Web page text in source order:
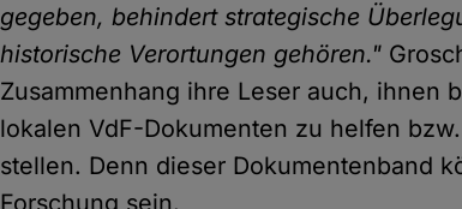
gegeben, behindert strategische
historische Verortungen gehören."
Zusammenhang ihre Leser auch, ihnen
lokalen VdF-Dokumenten zu helfen
stellen. Denn dieser Dokumentenband
Forschung sein.